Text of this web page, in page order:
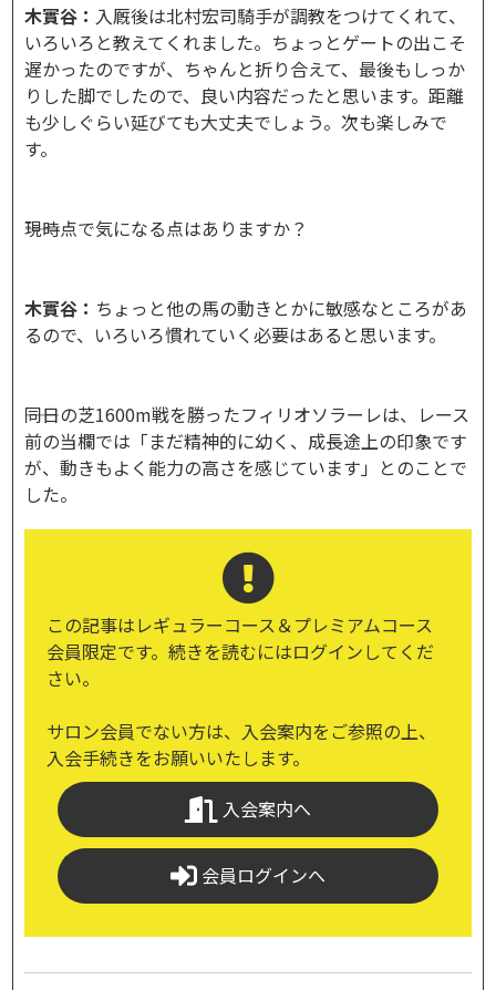
木實谷： 入厩後は北村宏司騎手が調教をつけてくれて、
いろいろと教えてくれました。ちょっとゲートの出こそ
遅かったのですが、ちゃんと折り合えて、最後もしっか
りした脚でしたので、良い内容だったと思います。距離
も少しぐらい延びても大丈夫でしょう。次も楽しみで
す。
――現時点で気になる点はありますか？
木實谷： ちょっと他の馬の動きとかに敏感なところがあ
るので、いろいろ慣れていく必要はあると思います。
――同日の芝1600m戦を勝ったフィリオソラーレは、レース
前の当欄では「まだ精神的に幼く、成長途上の印象です
が、動きもよく能力の高さを感じています」とのことで
した。
この記事はレギュラーコース＆プレミアムコース
会員限定です。続きを読むにはログインしてくだ
さい。
サロン会員でない方は、入会案内をご参照の上、
入会手続きをお願いいたします。
入会案内へ
会員ログインへ